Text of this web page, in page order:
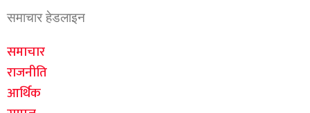
समाचार हेडलाइन
समाचार
राजनीति
आर्थिक